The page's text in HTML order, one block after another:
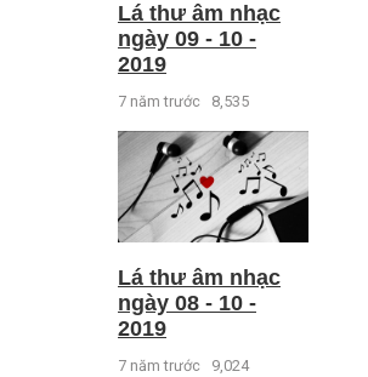
Lá thư âm nhạc
ngày 09 - 10 -
2019
7 năm trước 8,535
Lá thư âm nhạc
ngày 08 - 10 -
2019
7 năm trước 9,024